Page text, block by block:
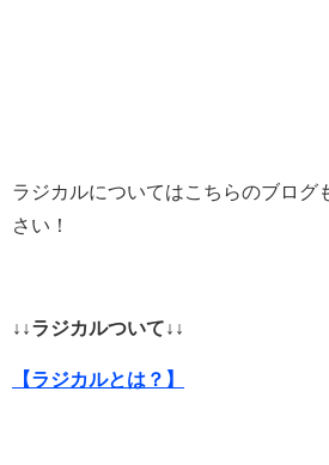
ラジカルについてはこちらのブログ
さい！
↓↓ラジカルついて↓↓
【ラジカルとは？】